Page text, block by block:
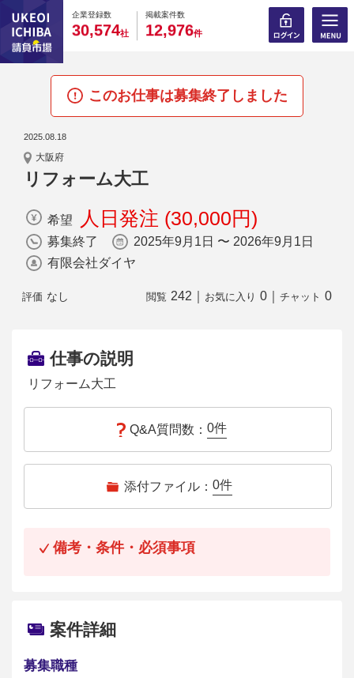
企業登録数
0
3
0
0,
0
5
0
74社
掲載案件数
0
1
0
2,
0
9
0
76件
このお仕事は募集終了しました
2025.08.18
大阪府
リフォーム大工
希望 人日発注 (30,000円)
募集終了
2025年9月1日 〜 2026年9月1日
有限会社ダイヤ
評価 なし 閲覧 242 お気に入り 0 チャット 0
仕事の説明
リフォーム大工
Q&A質問数： 0件
添付ファイル： 0件
備考・条件・必須事項
案件詳細
募集職種